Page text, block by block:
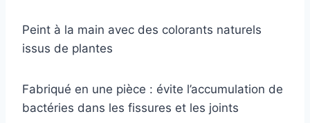
Peint à la main avec des colorants naturels
issus de plantes
Fabriqué en une pièce : évite l’accumulation de
bactéries dans les fissures et les joints